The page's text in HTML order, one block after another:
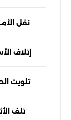
نقل
إتلاف
تلويث
تلف